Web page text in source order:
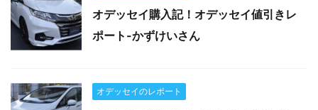
オデッセイ購入記！オデッセイ値引きレ
ポート-かずけいさん
オデッセイのレポート